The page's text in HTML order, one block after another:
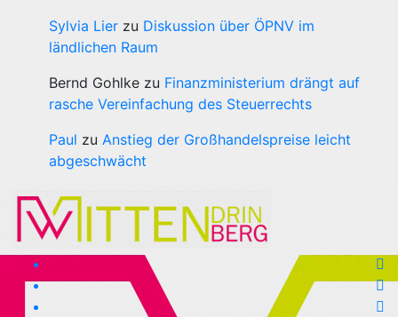
Sylvia Lier zu Diskussion über ÖPNV im
ländlichen Raum
Bernd Gohlke zu Finanzministerium drängt auf
rasche Vereinfachung des Steuerrechts
Paul zu Anstieg der Großhandelspreise leicht
abgeschwächt